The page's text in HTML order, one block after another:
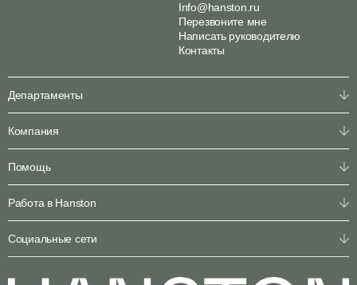
Департаменты
Системы безопасности
Компания
Пресс-центр
Помощь
Гарантии
Работа в Hanston
Социальные сети
Vkontakte
Info@hanston.ru
Перезвоните мне
Написать руководителю
Контакты